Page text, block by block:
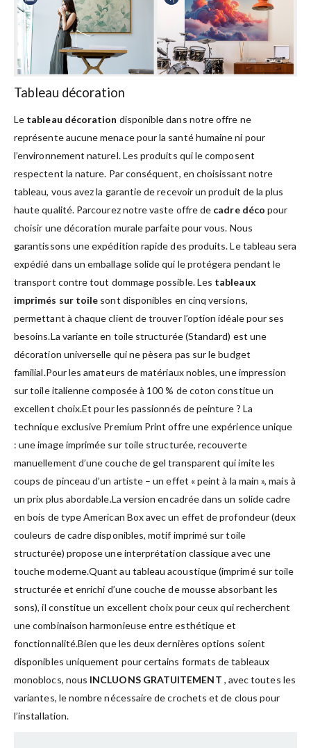
Tableau décoration
Le tableau décoration disponible dans notre offre ne
représente aucune menace pour la santé humaine ni pour
l’environnement naturel. Les produits qui le composent
respectent la nature. Par conséquent, en choisissant notre
tableau, vous avez la garantie de recevoir un produit de la plus
haute qualité. Parcourez notre vaste offre de cadre déco pour
choisir une décoration murale parfaite pour vous. Nous
garantissons une expédition rapide des produits. Le tableau sera
expédié dans un emballage solide qui le protégera pendant le
transport contre tout dommage possible. Les tableaux
imprimés sur toile sont disponibles en cinq versions,
permettant à chaque client de trouver l’option idéale pour ses
besoins.La variante en toile structurée (Standard) est une
décoration universelle qui ne pèsera pas sur le budget
familial.Pour les amateurs de matériaux nobles, une impression
sur toile italienne composée à 100 % de coton constitue un
excellent choix.Et pour les passionnés de peinture ? La
technique exclusive Premium Print offre une expérience unique
: une image imprimée sur toile structurée, recouverte
manuellement d’une couche de gel transparent qui imite les
coups de pinceau d’un artiste – un effet « peint à la main », mais à
un prix plus abordable.La version encadrée dans un solide cadre
en bois de type American Box avec un effet de profondeur (deux
couleurs de cadre disponibles, motif imprimé sur toile
structurée) propose une interprétation classique avec une
touche moderne.Quant au tableau acoustique (imprimé sur toile
structurée et enrichi d’une couche de mousse absorbant les
sons), il constitue un excellent choix pour ceux qui recherchent
une combinaison harmonieuse entre esthétique et
fonctionnalité.Bien que les deux dernières options soient
disponibles uniquement pour certains formats de tableaux
monoblocs, nous INCLUONS GRATUITEMENT , avec toutes les
variantes, le nombre nécessaire de crochets et de clous pour
l’installation.